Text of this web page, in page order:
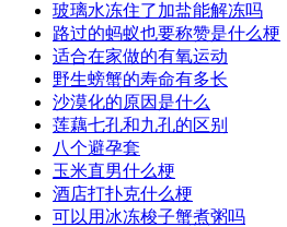
玻璃水冻住了加盐能解冻吗
路过的蚂蚁也要称赞是什么梗
适合在家做的有氧运动
野生螃蟹的寿命有多长
沙漠化的原因是什么
莲藕七孔和九孔的区别
八个避孕套
玉米直男什么梗
酒店打扑克什么梗
可以用冰冻梭子蟹煮粥吗